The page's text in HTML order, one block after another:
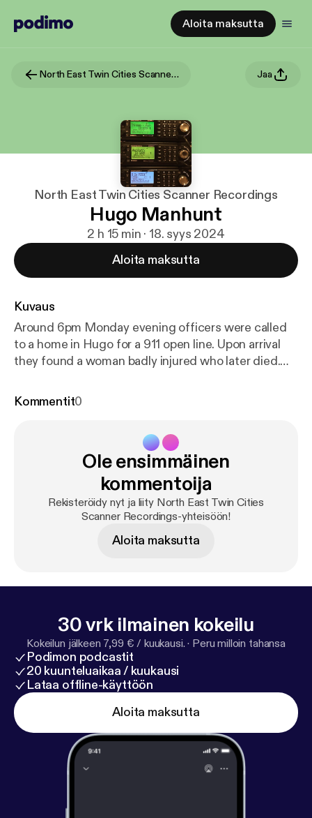
Aloita maksutta
North East Twin Cities Scanner Recordings Jaa
North East Twin Cities Scanner Recordings
Hugo Manhunt
2 h 15 min · 18. syys 2024
Aloita maksutta
Kuvaus
Around 6pm Monday evening officers were called
to a home in Hugo for a 911 open line. Upon arrival
they found a woman badly injured who later died.
lasting about 17 hours.
Kommentit0
Ole ensimmäinen
kommentoija
Rekisteröidy nyt ja liity North East Twin Cities
Scanner Recordings-yhteisöön!
Aloita maksutta
30 vrk ilmainen kokeilu
Kokeilun jälkeen 7,99 € / kuukausi. · Peru milloin tahansa
Podimon podcastit
20 kuunteluaikaa / kuukausi
Lataa offline-käyttöön
Aloita maksutta